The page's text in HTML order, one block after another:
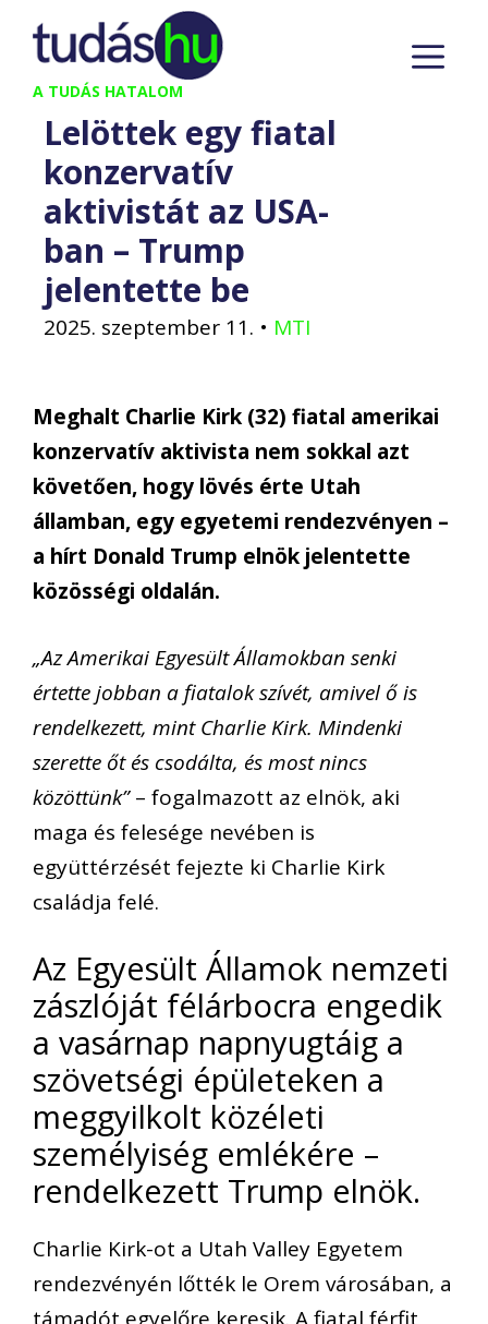
Kilépés
tartalomba
A TUDÁS HATALOM
Lelöttek egy fiatal
konzervatív
aktivistát az USA-
ban – Trump
jelentette be
2025. szeptember 11. • MTI
Meghalt Charlie Kirk (32) fiatal amerikai
konzervatív aktivista nem sokkal azt
követően, hogy lövés érte Utah
államban, egy egyetemi rendezvényen –
a hírt Donald Trump elnök jelentette
közösségi oldalán.
„Az Amerikai Egyesült Államokban senki
értette jobban a fiatalok szívét, amivel ő is
rendelkezett, mint Charlie Kirk. Mindenki
szerette őt és csodálta, és most nincs
közöttünk”– fogalmazott az elnök, aki
maga és felesége nevében is
együttérzését fejezte ki Charlie Kirk
családja felé.
Az Egyesült Államok nemzeti
zászlóját félárbocra engedik
a vasárnap napnyugtáig a
szövetségi épületeken a
meggyilkolt közéleti
személyiség emlékére –
rendelkezett Trump elnök.
Charlie Kirk-ot a Utah Valley Egyetem
rendezvényén lőtték le Orem városában, a